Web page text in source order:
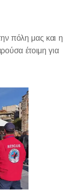
πόλη μας και η
έτοιμη για